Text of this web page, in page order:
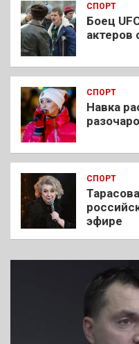
СПОРТ
Боец
актеров
СПОРТ
Навка
СПОРТ
эфире